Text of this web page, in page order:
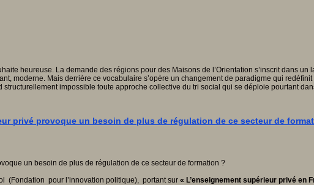
heureuse. La demande des régions pour des Maisons de l’Orientation s’inscrit dans
moderne. Mais derrière ce vocabulaire s’opère un changement de paradigme qui
impossible toute approche collective du tri social qui se déploie pourtant
privé provoque un besoin de plus de régulation de ce secteur de
(Fondation pour l’innovation politique), portant sur « L’enseignement supérieur privé en